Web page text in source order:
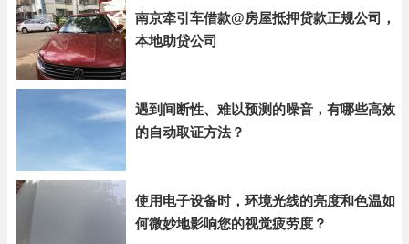
南京牵引车借款@房屋抵押贷款正规公司，
本地助贷公司
遇到间断性、难以预测的噪音，有哪些高效
的自动取证方法？
使用电子设备时，环境光线的亮度和色温如
何微妙地影响您的视觉疲劳度？